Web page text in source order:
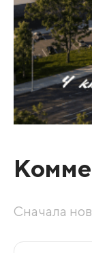
Сначала